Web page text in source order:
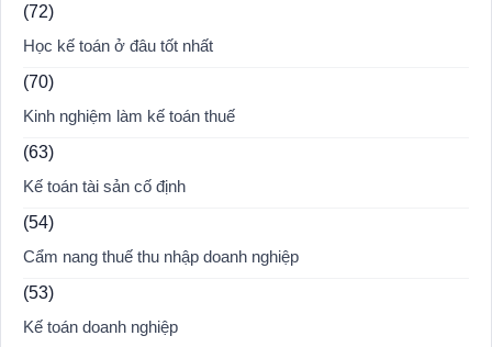
(72)
Học kế toán ở đâu tốt nhất
(70)
Kinh nghiệm làm kế toán thuế
(63)
Kế toán tài sản cố định
(54)
Cẩm nang thuế thu nhập doanh nghiệp
(53)
Kế toán doanh nghiệp